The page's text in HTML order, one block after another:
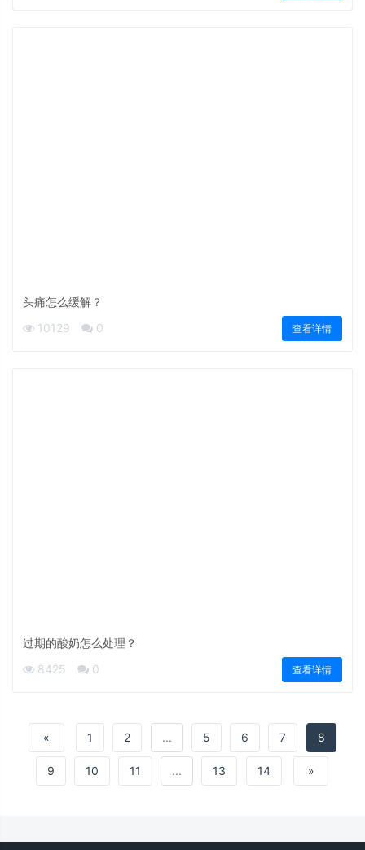
头痛怎么缓解？
10129
0 查看详情
过期的酸奶怎么处理？
8425
0 查看详情
« 1 2 ... 5 6 7 8
9 10 11 ... 13 14 »